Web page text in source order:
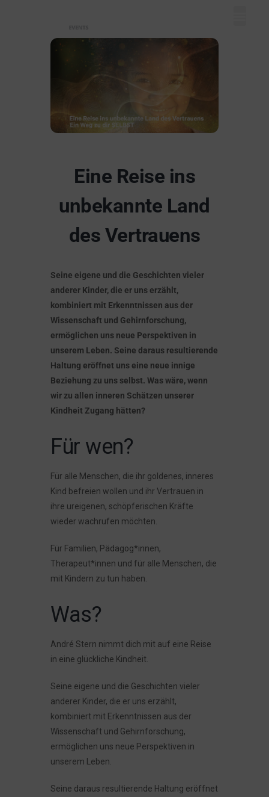
Eine Reise ins
unbekannte Land
des Vertrauens
Seine eigene und die Geschichten vieler
anderer Kinder, die er uns erzählt,
kombiniert mit Erkenntnissen aus der
Wissenschaft und Gehirnforschung,
ermöglichen uns neue Perspektiven in
unserem Leben. Seine daraus resultierende
Haltung eröffnet uns eine neue innige
Beziehung zu uns selbst. Was wäre, wenn
wir zu allen inneren Schätzen unserer
Kindheit Zugang hätten?
Für wen?
Für alle Menschen, die ihr goldenes, inneres
Kind befreien wollen und ihr Vertrauen in
ihre ureigenen, schöpferischen Kräfte
wieder wachrufen möchten.
Für Familien, Pädagog*innen,
Therapeut*innen und für alle Menschen, die
mit Kindern zu tun haben.
Was?
André Stern nimmt dich mit auf eine Reise
in eine glückliche Kindheit.
Seine eigene und die Geschichten vieler
anderer Kinder, die er uns erzählt,
kombiniert mit Erkenntnissen aus der
Wissenschaft und Gehirnforschung,
ermöglichen uns neue Perspektiven in
unserem Leben.
Seine daraus resultierende Haltung eröffnet